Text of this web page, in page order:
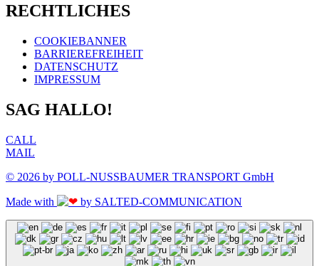
RECHTLICHES
COOKIEBANNER
BARRIEREFREIHEIT
DATENSCHUTZ
IMPRESSUM
SAG HALLO!
CALL
MAIL
© 2026 by POLL-NUSSBAUMER TRANSPORT GmbH
Made with by SALTED-COMMUNICATION